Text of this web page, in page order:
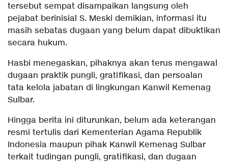
tersebut sempat disampaikan langsung oleh
pejabat berinisial S. Meski demikian, informasi itu
masih sebatas dugaan yang belum dapat dibuktikan
secara hukum.
Hasbi menegaskan, pihaknya akan terus mengawal
dugaan praktik pungli, gratifikasi, dan persoalan
tata kelola jabatan di lingkungan Kanwil Kemenag
Sulbar.
Hingga berita ini diturunkan, belum ada keterangan
resmi tertulis dari Kementerian Agama Republik
Indonesia maupun pihak Kanwil Kemenag Sulbar
terkait tudingan pungli, gratifikasi, dan dugaan